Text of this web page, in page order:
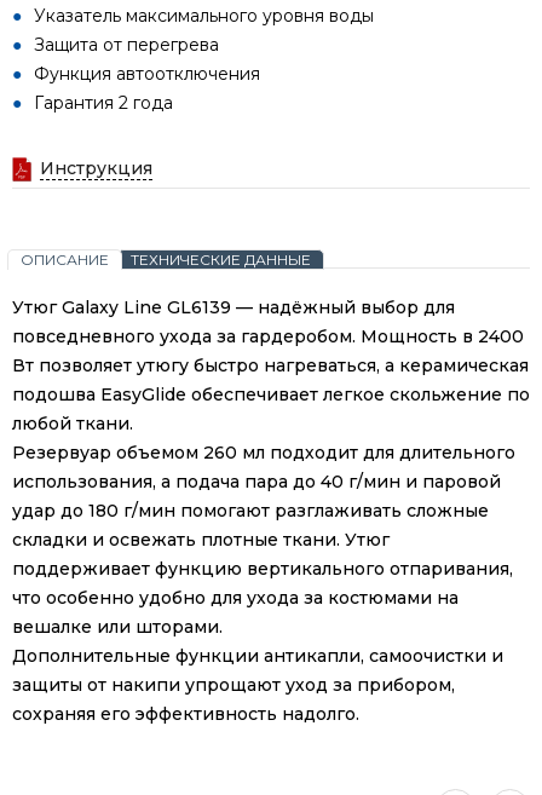
Указатель максимального уровня воды
Защита от перегрева
Функция автоотключения
Гарантия 2 года
Инструкция
ОПИСАНИЕ ТЕХНИЧЕСКИЕ ДАННЫЕ
Утюг Galaxy Line GL6139 — надёжный выбор для
повседневного ухода за гардеробом. Мощность в 2400
Вт позволяет утюгу быстро нагреваться, а керамическая
подошва EasyGlide обеспечивает легкое скольжение по
любой ткани.
Резервуар объемом 260 мл подходит для длительного
использования, а подача пара до 40 г/мин и паровой
удар до 180 г/мин помогают разглаживать сложные
складки и освежать плотные ткани. Утюг
поддерживает функцию вертикального отпаривания,
что особенно удобно для ухода за костюмами на
вешалке или шторами.
Дополнительные функции антикапли, самоочистки и
защиты от накипи упрощают уход за прибором,
сохраняя его эффективность надолго.